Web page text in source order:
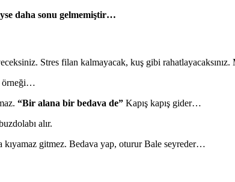
daha sonu gelmemiştir…
Stres filan kalmayacak, kuş gibi
örneği…
“Bir alana bir bedava de” Kapış kapış gider…
alır.
kıyamaz gitmez. Bedava yap, oturur Bale seyreder…